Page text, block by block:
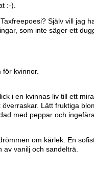
:-).
Själv vill jag
som inte säger ett
för kvinnor.
i en kvinnas liv till ett
Lätt fruktiga
med peppar och
om kärlek. En
av vanilj och sandelträ.